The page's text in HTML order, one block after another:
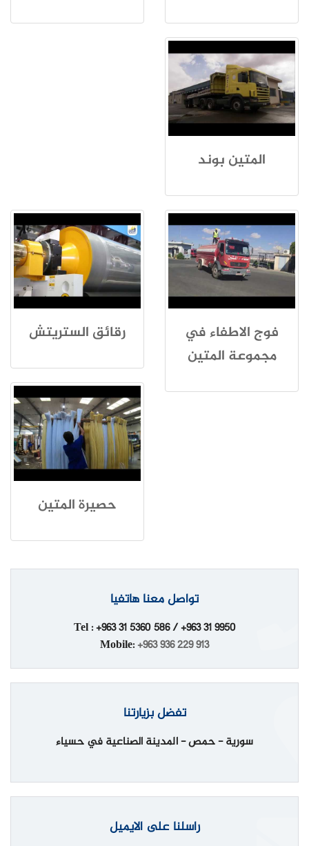
المتين بوند
فوج الاطفاء في
مجموعة المتين
رقائق الستريتش
حصيرة المتين
تواصل معنا هاتفيا
Tel : +963 31 5360 586 / +963 31 9950
Mobile:+963 936 229 913
تفضل بزيارتنا
سورية - حمص - المدينة الصناعية في حسياء
راسلنا على الايميل